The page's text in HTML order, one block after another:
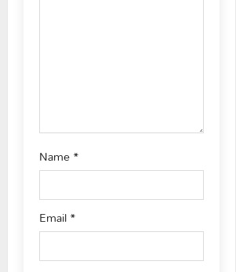
Name*
Email*